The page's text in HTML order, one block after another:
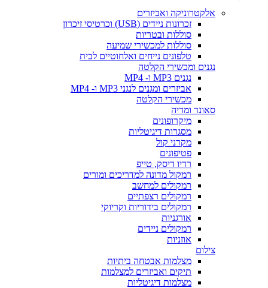
אלקטרוניקה ואביזרים
זכרונות ניידים (USB) וכרטיסי זיכרון
סוללות ובטריות
סוללות למכשירי שמיעה
טלפונים נייחים ואלחוטיים לבית
נגנים ומכשירי הקלטה
נגנים MP3 ו- MP4
אביזרים ומגנים לנגני MP3 ו- MP4
מכשירי הקלטה
סאונד ומדיה
מיקרופונים
מסגרות דיגיטליות
מקרני קול
פטיפונים
רדיו דיסק, טייפ
רמקול מדונה למדריכים ומורים
רמקולים למחשב
רמקולים רצפתיים
רמקולים בידוריות וקריוקי
אורגניות
רמקולים ניידים
אוזניות
צילום
מצלמות אבטחה ביתיות
תיקים ואביזרים למצלמות
מצלמות דיגיטליות